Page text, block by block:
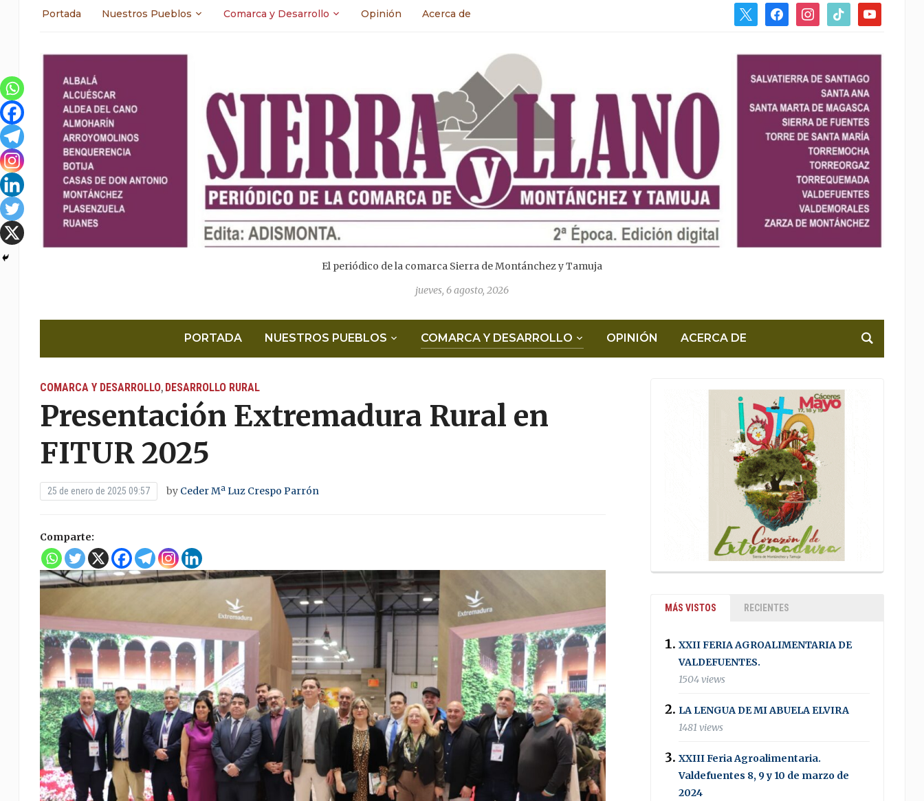
facebookinstagram
tiktok youtube
Portada Nuestros Pueblos Comarca y Desarrollo Opinión Acerca de
El periódico de la comarca Sierra de Montánchez y Tamuja
jueves, 6 agosto, 2026
PORTADA NUESTROS PUEBLOS COMARCA Y DESARROLLO OPINIÓN ACERCA DE
COMARCA Y DESARROLLO, DESARROLLO RURAL
Presentación Extremadura Rural en
FITUR 2025
25 de enero de 2025 09:57 by Ceder Mª Luz Crespo Parrón
Comparte:
MÁS VISTOS RECIENTES
XXII FERIA AGROALIMENTARIA DE
VALDEFUENTES.
1504 views
LA LENGUA DE MI ABUELA ELVIRA
1481 views
XXIII Feria Agroalimentaria.
Valdefuentes 8, 9 y 10 de marzo de
2024